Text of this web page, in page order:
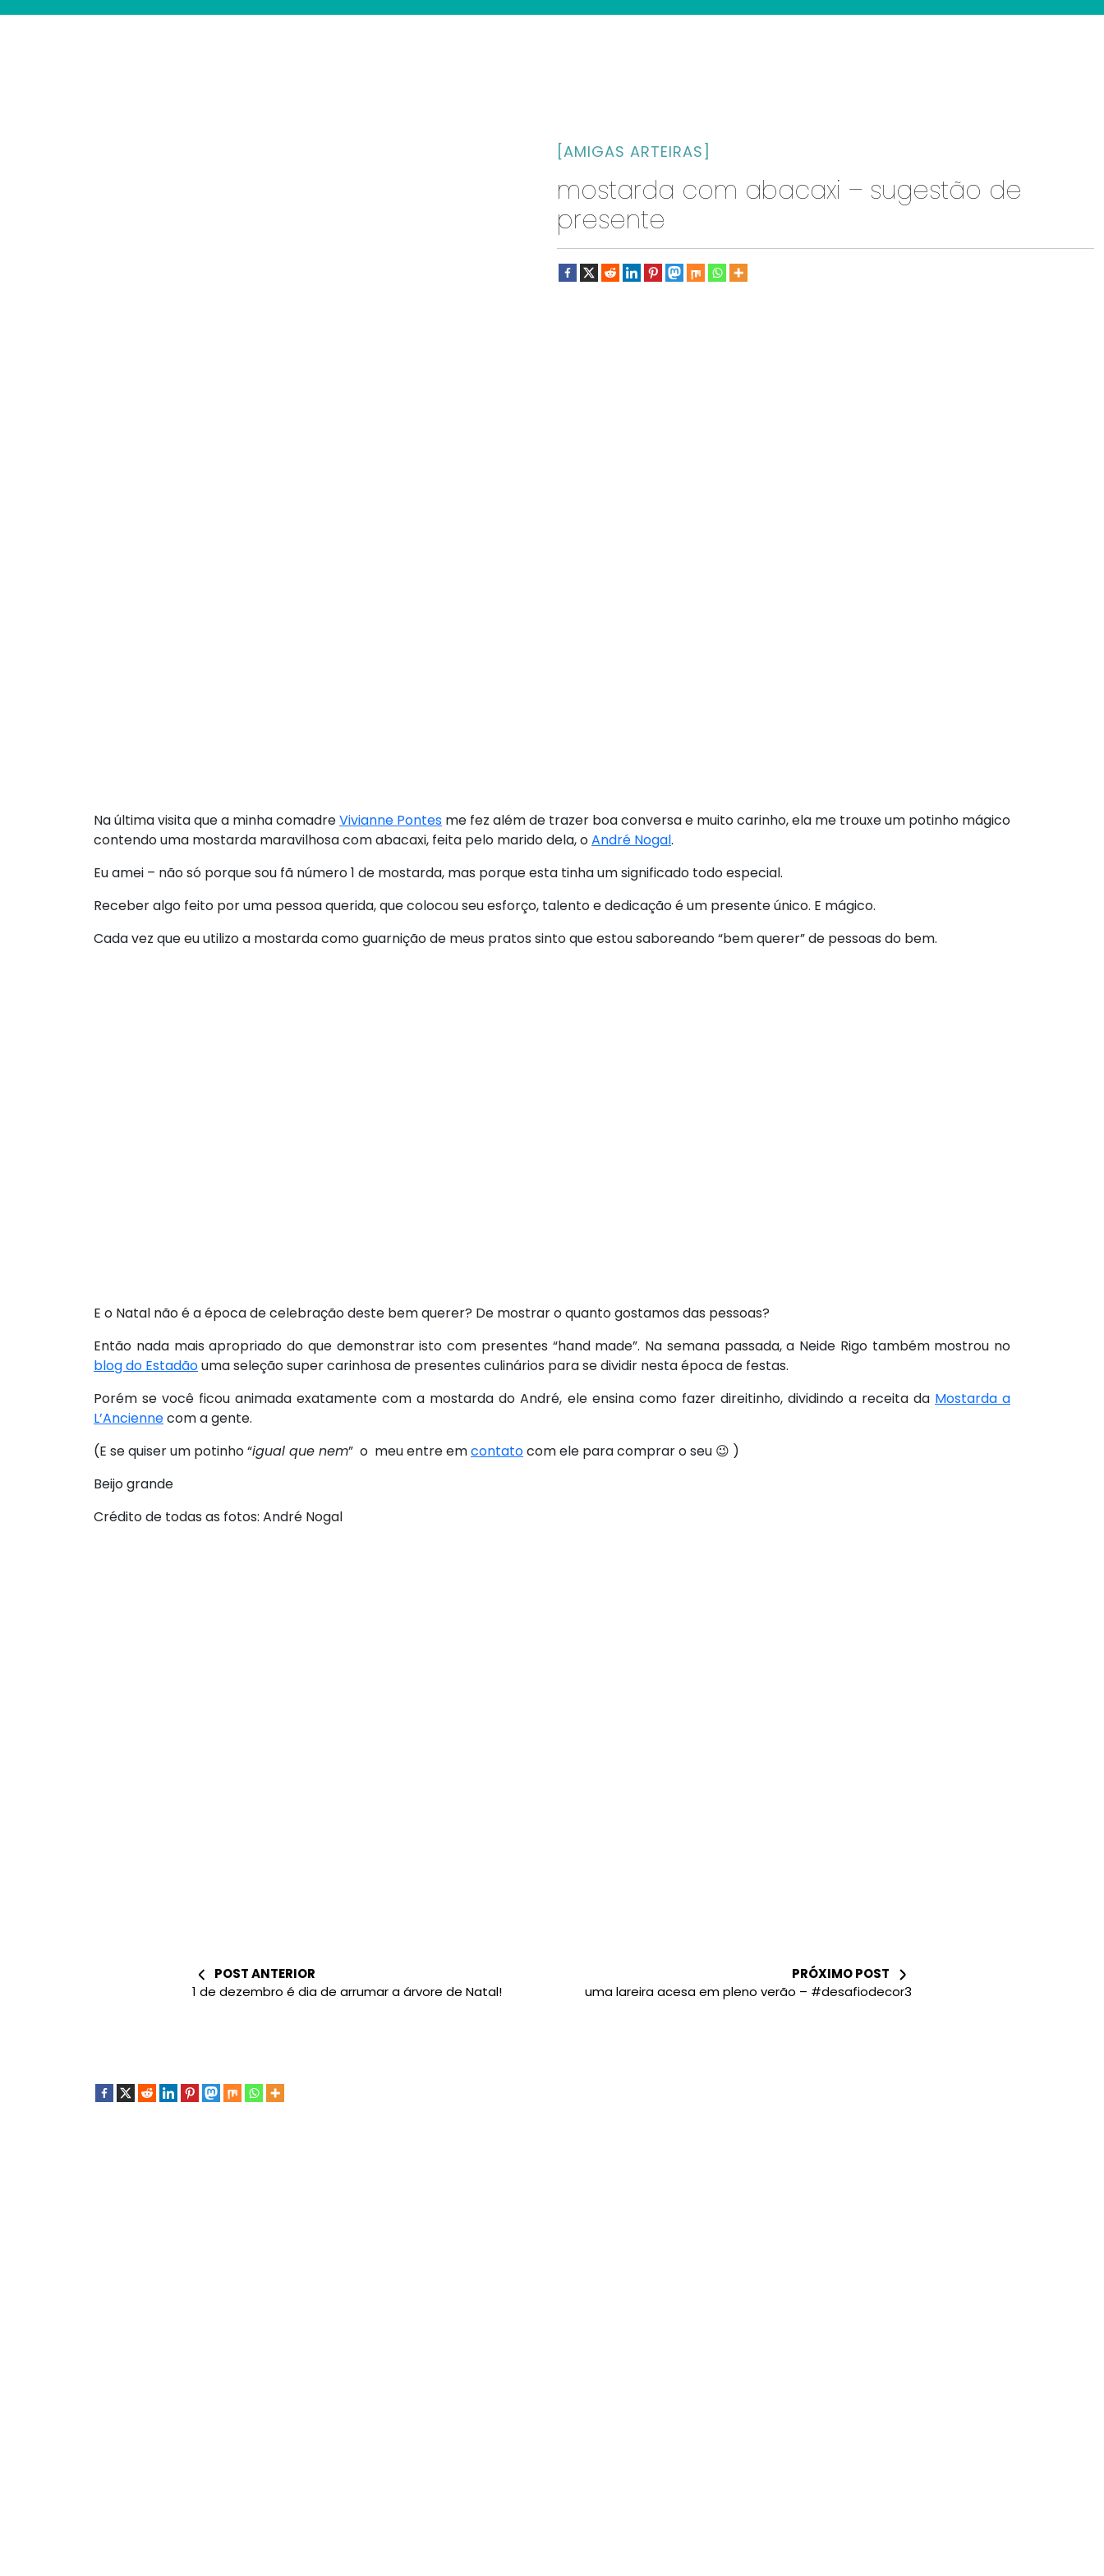
[AMIGAS ARTEIRAS]
mostarda com abacaxi – sugestão de
presente
Na última visita que a minha comadreVivianne Pontes me fez além de trazer boa conversa e muito carinho, ela me trouxe um potinho mágico
contendo uma mostarda maravilhosa com abacaxi, feita pelo marido dela, oAndré Nogal.
Eu amei – não só porque sou fã número 1 de mostarda, mas porque esta tinha um significado todo especial.
Receber algo feito por uma pessoa querida, que colocou seu esforço, talento e dedicação é um presente único. E mágico.
Cada vez que eu utilizo a mostarda como guarnição de meus pratos sinto que estou saboreando “bem querer” de pessoas do bem.
E o Natal não é a época de celebração deste bem querer? De mostrar o quanto gostamos das pessoas?
Então nada mais apropriado do que demonstrar isto com presentes “hand made”. Na semana passada, a Neide Rigo também mostrou no
blog do Estadãouma seleção super carinhosa de presentes culinários para se dividir nesta época de festas.
Porém se você ficou animada exatamente com a mostarda do André, ele ensina como fazer direitinho, dividindo a receita da Mostarda a
L’Anciennecom a gente.
(E se quiser um potinho “igual que nem” o meu entre emcontatocom ele para comprar o seu 😉 )
Beijo grande
Crédito de todas as fotos: André Nogal
POST ANTERIOR
1 de dezembro é dia de arrumar a árvore de Natal!
PRÓXIMO POST
uma lareira acesa em pleno verão – #desafiodecor3